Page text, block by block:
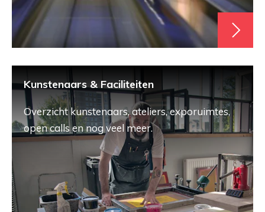
Kunstenaars & Faciliteiten
Overzicht kunstenaars, ateliers, exporuimtes,
open calls en nog veel meer.